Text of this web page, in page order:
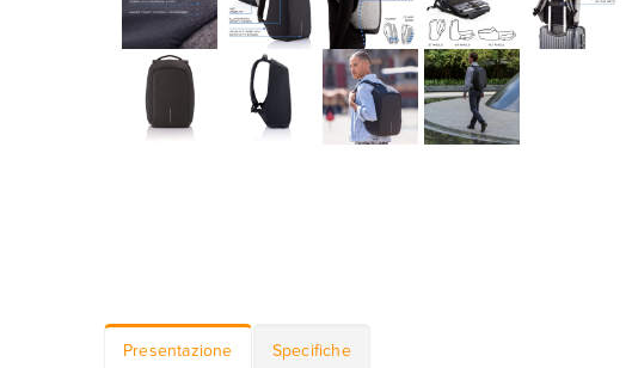
Presentazione Specifiche